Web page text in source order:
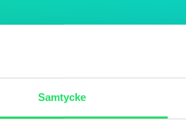
Samtycke